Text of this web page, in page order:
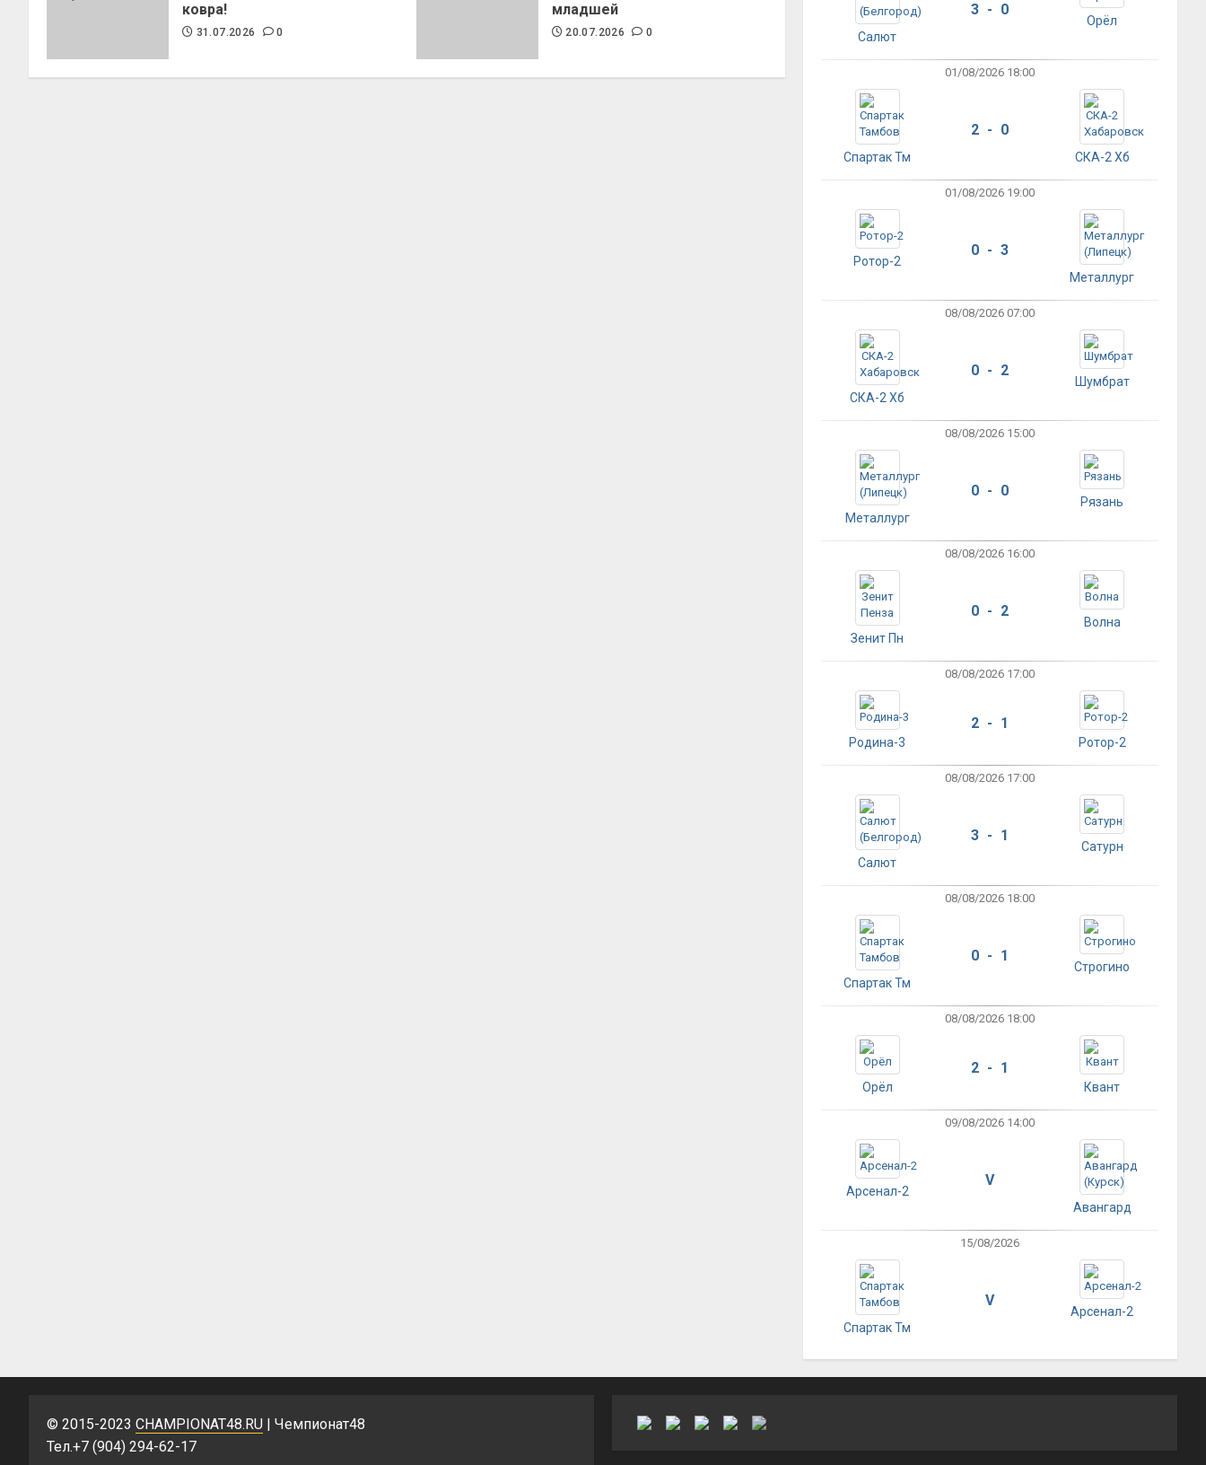
ковра!
31.07.2026 0
младшей
20.07.2026 0 Салют
3 - 0
Орёл
01/08/2026 18:00
Спартак Тм
2 - 0
СКА-2 Хб
01/08/2026 19:00
Ротор-2
0 - 3
Металлург
08/08/2026 07:00
СКА-2 Хб
0 - 2
Шумбрат
08/08/2026 15:00
Металлург
0 - 0
Рязань
08/08/2026 16:00
Зенит Пн
0 - 2
Волна
08/08/2026 17:00
Родина-3
2 - 1
Ротор-2
08/08/2026 17:00
Салют
3 - 1
Сатурн
08/08/2026 18:00
Спартак Тм
0 - 1
Строгино
08/08/2026 18:00
Орёл
2 - 1
Квант
09/08/2026 14:00
Арсенал-2
V
Авангард
15/08/2026
Спартак Тм
V
Арсенал-2
© 2015-2023 CHAMPIONAT48.RU | Чемпионат48
Тел.+7 (904) 294-62-17